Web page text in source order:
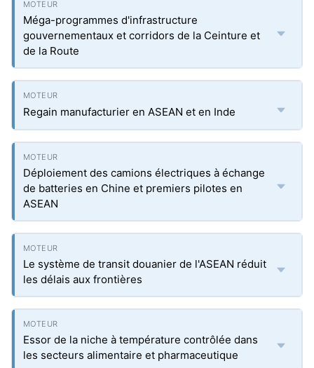
Méga-programmes d'infrastructure
gouvernementaux et corridors de la Ceinture et
de la Route
Regain manufacturier en ASEAN et en Inde
Déploiement des camions électriques à échange
de batteries en Chine et premiers pilotes en
ASEAN
Le système de transit douanier de l'ASEAN réduit
les délais aux frontières
Essor de la niche à température contrôlée dans
les secteurs alimentaire et pharmaceutique